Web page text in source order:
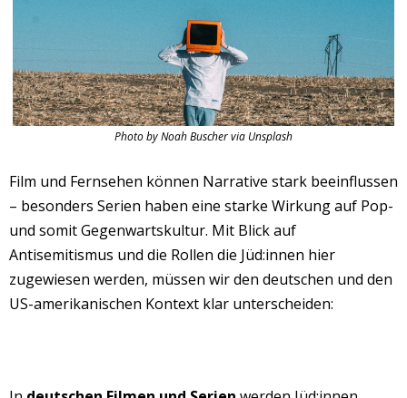
Photo by Noah Buscher via Unsplash
Film und Fernsehen können Narrative stark beeinflussen
– besonders Serien haben eine starke Wirkung auf Pop-
und somit Gegenwartskultur. Mit Blick auf
Antisemitismus und die Rollen die Jüd:innen hier
zugewiesen werden, müssen wir den deutschen und den
US-amerikanischen Kontext klar unterscheiden: